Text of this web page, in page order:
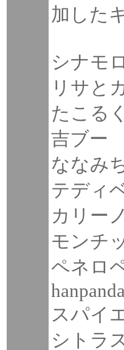
加した
シナモ
リサと
たこる
吉ブー
ななみ
テディ
カリー
モンチ
ペネロ
スパイ
シトラ